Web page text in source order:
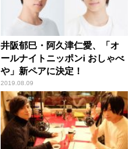
井阪郁巳・阿久津仁愛、「オ
ールナイトニッポンi おしゃべ
や」新ペアに決定！
2019.08.09